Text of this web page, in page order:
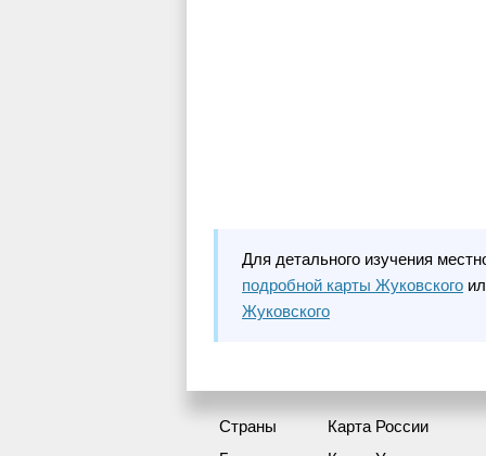
Для детального изучения
подробной карты Жуковского
Жуковского
Страны
Карта России